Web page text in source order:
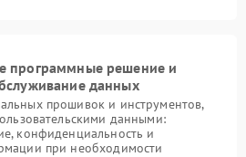
программные решение и
данных
прошивок и инструментов,
данными:
конфиденциальность и
при необходимости